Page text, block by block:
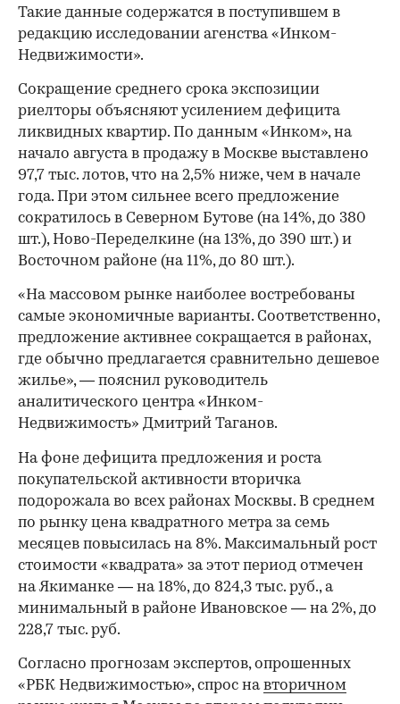
Такие данные содержатся в поступившем в
редакцию исследовании агенства «Инком-
Недвижимости».
Сокращение среднего срока экспозиции
риелторы объясняют усилением дефицита
ликвидных квартир. По данным «Инком», на
начало августа в продажу в Москве выставлено
97,7 тыс. лотов, что на 2,5% ниже, чем в начале
года. При этом сильнее всего предложение
сократилось в Северном Бутове (на 14%, до 380
шт.), Ново-Переделкине (на 13%, до 390 шт.) и
Восточном районе (на 11%, до 80 шт.).
«На массовом рынке наиболее востребованы
самые экономичные варианты. Соответственно,
предложение активнее сокращается в районах,
где обычно предлагается сравнительно дешевое
жилье», — пояснил руководитель
аналитического центра «Инком-
Недвижимость» Дмитрий Таганов.
00:00
На фоне дефицита предложения и роста
покупательской активности вторичка
подорожала во всех районах Москвы. В среднем
по рынку цена квадратного метра за семь
месяцев повысилась на 8%. Максимальный рост
стоимости «квадрата» за этот период отмечен
на Якиманке — на 18%, до 824,3 тыс. руб., а
минимальный в районе Ивановское — на 2%, до
228,7 тыс. руб.
Согласно прогнозам экспертов, опрошенных
«РБК Недвижимостью», спрос навторичном